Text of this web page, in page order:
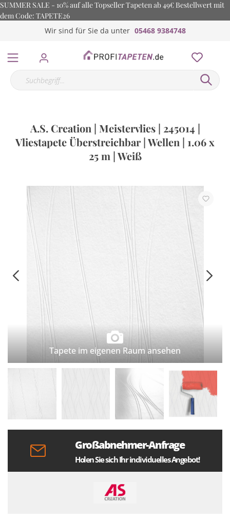
SUMMER SALE - 10% auf alle Topseller Tapeten ab 49€ Bestellwert mit
dem Code: TAPETE26
Wir sind für Sie da unter 05468 9384748
A.S. Creation | Meistervlies | 245014 |
Vliestapete Überstreichbar | Wellen | 1.06 x
25 m | Weiß
Tapete im eigenen Raum ansehen
Großabnehmer-Anfrage
Holen Sie sich Ihr individuelles Angebot!